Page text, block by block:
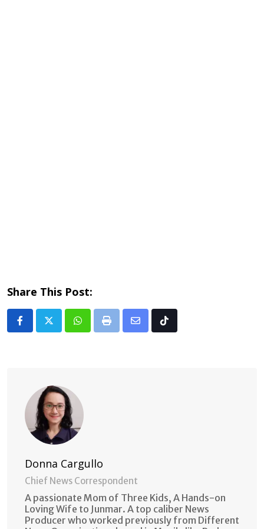
Share This Post:
Whatsapp
Print
Share Tiktok
Donna Cargullo
Chief News Correspondent
A passionate Mom of Three Kids, A Hands-on
Loving Wife to Junmar. A top caliber News
Producer who worked previously from Different